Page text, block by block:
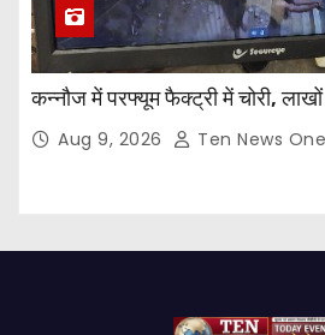
कन्नौज में परफ्यूम फैक्ट्री में चोरी,
Aug 9, 2026 Ten News